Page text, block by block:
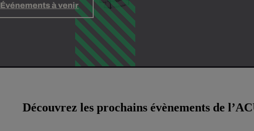
Événements à venir
Découvrez les prochains évènements de